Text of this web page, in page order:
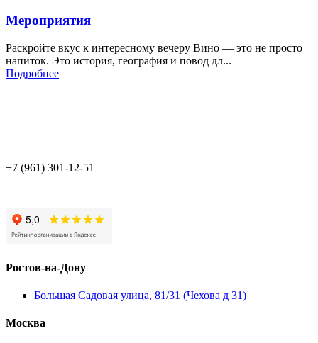
Мероприятия
Раскройте вкус к интересному вечеру Вино — это не просто
напиток. Это история, география и повод дл...
Подробнее
+7 (961) 301-12-51
Ростов-на-Дону
Большая Садовая улица, 81/31 (Чехова д 31)
Москва